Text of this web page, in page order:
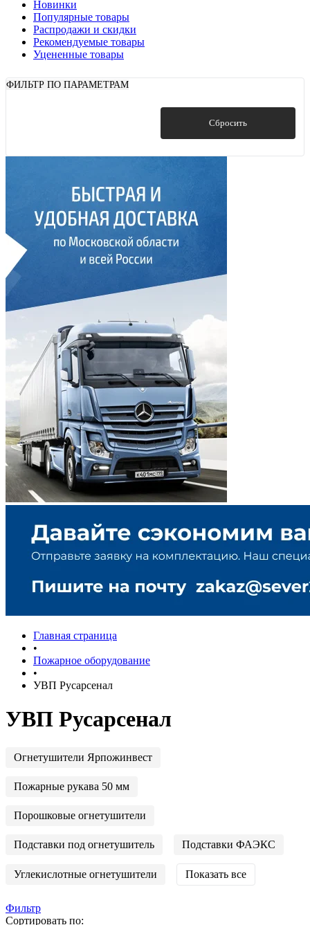
Новинки
Популярные товары
Распродажи и скидки
Рекомендуемые товары
Уцененные товары
ФИЛЬТР ПО ПАРАМЕТРАМ
Сбросить
Главная страница
•
Пожарное оборудование
•
УВП Русарсенал
УВП Русарсенал
Огнетушители Ярпожинвест
Пожарные рукава 50 мм
Порошковые огнетушители
Подставки под огнетушитель Подставки ФАЭКС
Углекислотные огнетушители Показать все
Фильтр
Сортировать по: